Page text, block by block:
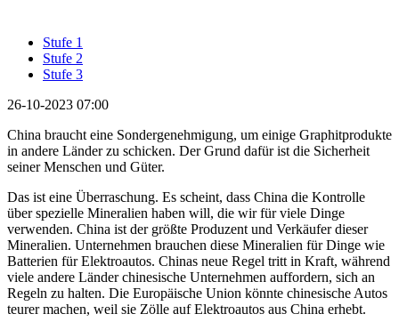
Stufe 1
Stufe 2
Stufe 3
26-10-2023 07:00
China braucht eine Sondergenehmigung, um einige Graphitprodukte
in andere Länder zu schicken. Der Grund dafür ist die Sicherheit
seiner Menschen und Güter.
Das ist eine Überraschung. Es scheint, dass China die Kontrolle
über spezielle Mineralien haben will, die wir für viele Dinge
verwenden. China ist der größte Produzent und Verkäufer dieser
Mineralien. Unternehmen brauchen diese Mineralien für Dinge wie
Batterien für Elektroautos. Chinas neue Regel tritt in Kraft, während
viele andere Länder chinesische Unternehmen auffordern, sich an
Regeln zu halten. Die Europäische Union könnte chinesische Autos
teurer machen, weil sie Zölle auf Elektroautos aus China erhebt.